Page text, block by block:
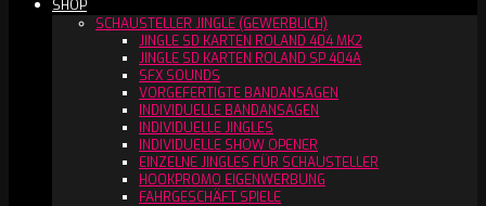
SHOP
SCHAUSTELLER JINGLE (GEWERBLICH)
JINGLE SD KARTEN ROLAND 404 MK2
JINGLE SD KARTEN ROLAND SP 404A
SFX SOUNDS
VORGEFERTIGTE BANDANSAGEN
INDIVIDUELLE BANDANSAGEN
INDIVIDUELLE JINGLES
INDIVIDUELLE SHOW OPENER
EINZELNE JINGLES FÜR SCHAUSTELLER
HOOKPROMO EIGENWERBUNG
FAHRGESCHÄFT SPIELE